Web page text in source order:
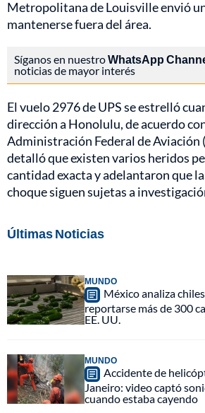
Metropolitana de Louisville envió
mantenerse fuera del área.
Síganos en nuestroWhatsApp
noticias de mayor interés
El vuelo 2976 de UPS se estrelló
dirección a Honolulu, de acuerdo
Administración Federal de Aviación
detalló que existen varios heridos
cantidad exacta y adelantaron que
choque siguen sujetas a
Últimas Noticias
MUNDO
México analiza
reportarse más de 300
EE. UU.
MUNDO
Accidente de
Janeiro: video captó
cuando estaba cayendo